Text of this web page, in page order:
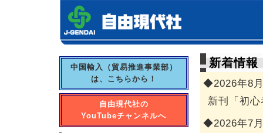
新着情報
◆2026年8
新刊「初
◆2026年7
中国輸入（貿易推進事業部）
は、こちらから！
自由現代社の
YouTubeチャンネルへ